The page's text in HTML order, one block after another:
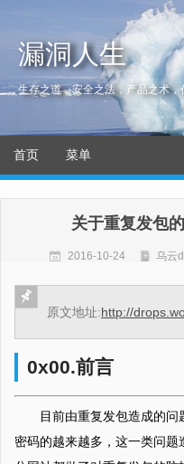
漏洞人生
生存之道，安全之法，产品之术，
首页 菜单
关于重复发包
2016-10-24 乌云
原文地址:http://
0x00.前言
目前由重复发包造成的
密码的越来越多，这一类问